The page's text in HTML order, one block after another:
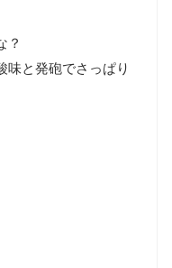
？
味と発砲でさっぱり